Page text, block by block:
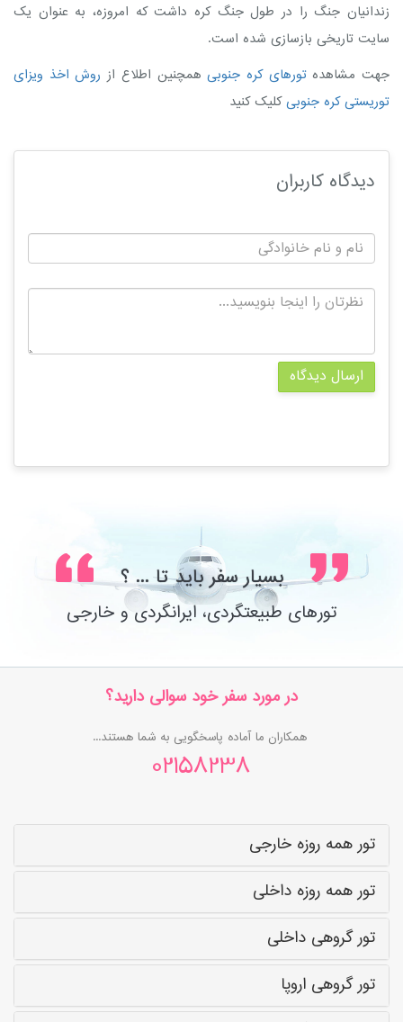
زندانیان جنگ را در طول جنگ کره داشت که امروزه، به عنوان یک
سایت تاریخی بازسازی شده است.
جهت مشاهدهتورهای کره جنوبیهمچنین اطلاع از روش اخذ ویزای
توریستی کره جنوبیکلیک کنید
دیدگاه کاربران
ارسال دیدگاه
بسیار سفر باید تا ... ؟
تورهای طبیعتگردی، ایرانگردی و خارجی
در مورد سفر خود سوالی دارید؟
همکاران ما آماده پاسخگویی به شما هستند...
02158238
تور همه روزه خارجی
تور همه روزه داخلی
تور گروهی داخلی
تور گروهی اروپا